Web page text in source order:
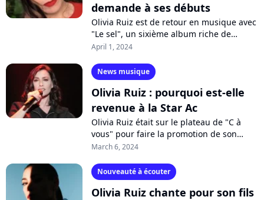
demande à ses débuts
Olivia Ruiz est de retour en musique avec
"Le sel", un sixième album riche de
nombreuses influences qu'elle est venue
"Bonjour...
April 1, 2024
News musique
Olivia Ruiz : pourquoi est-elle
revenue à la Star Ac
Olivia Ruiz était sur le plateau de "C à
vous" pour faire la promotion de son
nouvel album "La réplique". La chanteuse
March 6, 2024
Nouveauté à écouter
Olivia Ruiz chante pour son fils